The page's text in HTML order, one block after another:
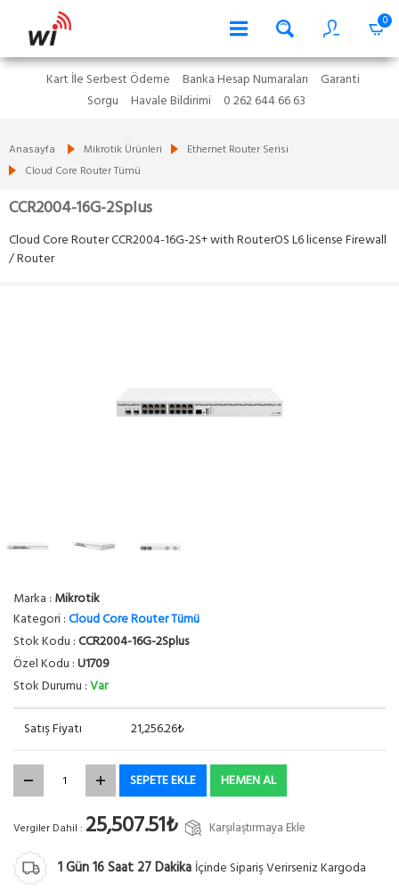
0
Kart İle Serbest Ödeme Banka Hesap Numaraları
Garanti
Sorgu
Havale Bildirimi 0 262 644 66 63
Anasayfa Mikrotik Ürünleri
Ethernet Router Serisi
Cloud Core Router Tümü
CCR2004-16G-2Splus
Cloud Core Router CCR2004-16G-2S+ with RouterOS L6 license Firewall
/ Router
Marka : Mikrotik
Kategori :Cloud Core Router Tümü
Stok Kodu :CCR2004-16G-2Splus
Özel Kodu :U1709
Stok Durumu :Var
Satış Fiyatı 21,256.26₺
SEPETE EKLE HEMEN AL
Vergiler Dahil : 25,507.51₺ Karşılaştırmaya Ekle
1Gün16Saat 27Dakika İçinde Sipariş Verirseniz Kargoda